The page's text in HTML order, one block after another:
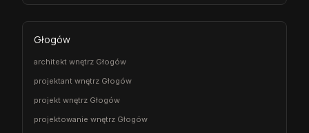
Głogów
architekt wnętrz Głogów
projektant wnętrz Głogów
projekt wnętrz Głogów
projektowanie wnętrz Głogów